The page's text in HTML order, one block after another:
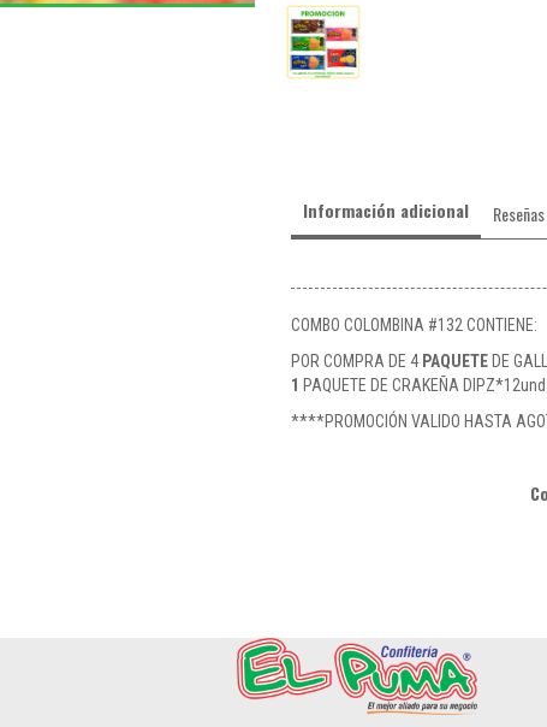
Información adicional Reseñas
COMBO COLOMBINA #132 CONTIENE:
POR COMPRA DE 4PAQUETE DE
1 PAQUETE DE CRAKEÑA DIPZ*12und
****PROMOCIÓN VALIDO HASTA